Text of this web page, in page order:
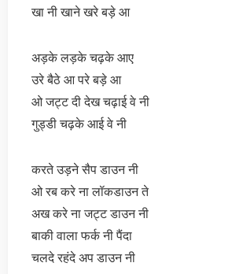
खा नी खाने खरे बड़े आ
अड़के लड़के चढ़के आए
उरे बैठे आ परे बड़े आ
ओ जट्ट दी देख चढ़ाई वे नी
गुड्डी चढ़के आई वे नी
करते उड़ने सैप डाउन नी
ओ रब करे ना लॉकडाउन ते
अख करे ना जट्ट डाउन नी
बाकी वाला फर्क नी पैंदा
चलदे रहंदे अप डाउन नी